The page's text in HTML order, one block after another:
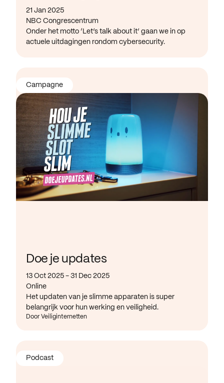
21 Jan 2025
NBC Congrescentrum
Onder het motto ‘Let’s talk about it’ gaan we in op
actuele uitdagingen rondom cybersecurity.
Doe je updates
13 Oct 2025 - 31 Dec 2025
Online
Het updaten van je slimme apparaten is super
belangrijk voor hun werking en veiligheid.
Door Veiliginternetten
Campagne
Podcast